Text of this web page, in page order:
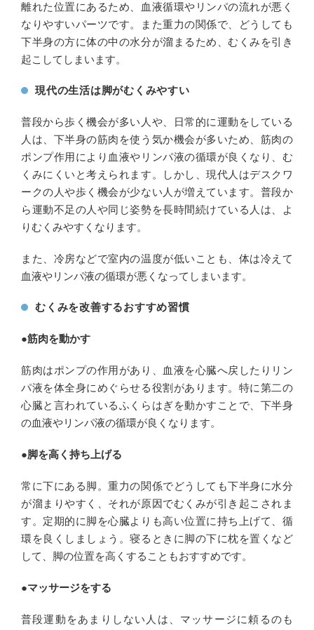
離れた位置にあるため、血液循環やリンパの流れが悪く
なりやすいパーツです。また重力の関係で、どうしても
下半身の方に体の中の水分が溜まるため、むくみを引き
起こしてしまいます。
現代の生活は脚がむくみやすい
普段から歩く機会が多い人や、日常的に運動をしている
人は、下半身の筋肉を使う気か機会が多いため、筋肉の
ポンプ作用により血液やリンパ液の循環が良くなり、む
くみにくいと考えられます。しかし、現代人はデスクワ
ークの人や歩く機会が少ない人が増えています。普段か
ら運動不足の人や同じ姿勢を長時間続けている人は、よ
りむくみやすくなります。
また、冷房などで室内の温度が低いことも、体は冷えて
血液やリンパ液の循環が悪くなってしまいます。
むくみを改善するおすすめ習慣
●筋肉を動かす
筋肉はポンプの作用があり、血液を心臓へ戻したりリン
パ液を体全身にめぐらせる役割があります。特に第二の
心臓と言われているふくらはぎを動かすことで、下半身
の血液やリンパ液の循環が良くなります。
●脚を高く持ち上げる
常に下にある脚。重力の関係でどうしても下半身に水分
が溜まりやすく、それが原因でむくみが引き起こされま
す。定期的に脚を心臓よりも高い位置に持ち上げて、循
環を良くしましょう。寝るときに脚の下に枕を置くなど
して、脚の位置を高くすることもおすすめです。
●マッサージをする
普段運動をあまりしない人は、マッサージに頼るのも